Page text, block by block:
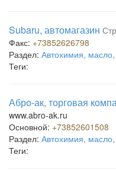
Subaru, автомагазин
Факс: +73852626798
Раздел: Автохимия, масло,
Теги:
Абро-ак, торговая
www.abro-ak.ru
Основной: +73852601508
Раздел: Автохимия, масло,
Теги: